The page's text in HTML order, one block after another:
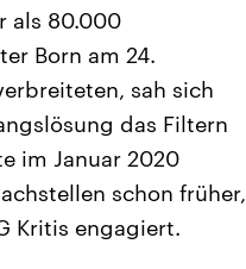
als 80.000
Born am 24.
sah sich
das Filtern
im Januar 2020
schon früher,
Kritis engagiert.